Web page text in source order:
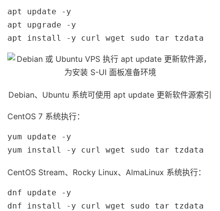
apt update -y
apt upgrade -y
apt install -y curl wget sudo tar tzdata
Debian、Ubuntu 系统可使用 apt update 更新软件源索引
CentOS 7 系统执行：
yum update -y
yum install -y curl wget sudo tar tzdata
CentOS Stream、Rocky Linux、AlmaLinux 系统执行：
dnf update -y
dnf install -y curl wget sudo tar tzdata